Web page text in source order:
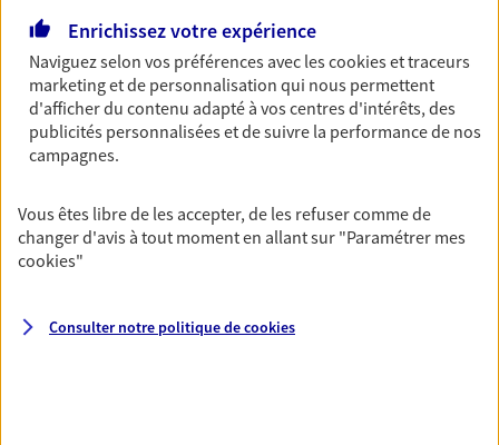
Horaires :Fermé
Ouvre le 10 août à 09:30
02 35 96 82 66
PRENDRE RENDEZ-VOUS
N° Orias * (orias.fr) : 15005683
Enrichissez votre expérience
Naviguez selon vos préférences avec lescookies et traceurs
marketing et de personnalisation qui nous permettent
d'afficher du contenu adapté à vos centres d'intérêts, des
publicités personnalisées et de suivre la performance de nos
campagnes.
Vous êtes libre de les accepter, de les refuser comme de
changer d'avis à tout moment en allant sur "Paramétrer mes
cookies"
Consulter notre politique decookies